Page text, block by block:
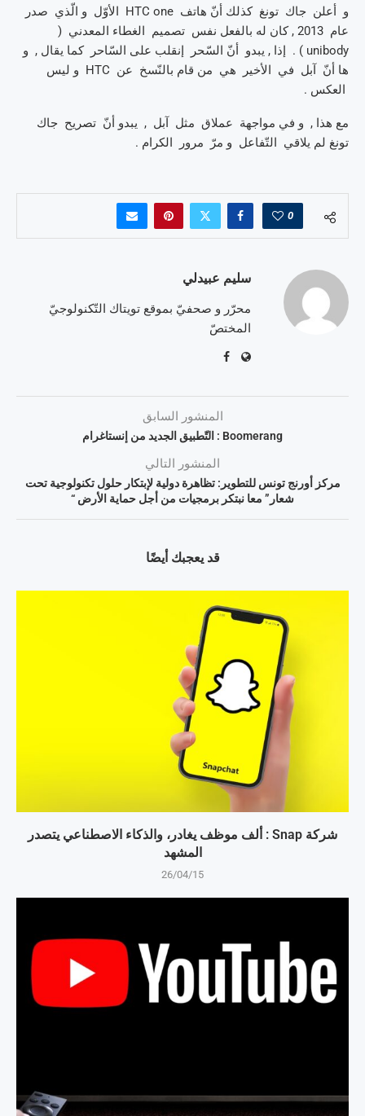
و أعلن جاك تونغ كذلك أنّ هاتف HTC one الأوّل و الّذي صدر
عام 2013 , كان له بالفعل نفس تصميم الغطاء المعدني (
unibody ) . إذا , يبدو أنّ السّحر إنقلب على السّاحر كما يقال , و
ها أنّ آبل في الأخير هي من قام بالنّسخ عن HTC و ليس
العكس .
مع هذا , و في مواجهة عملاق مثل آبل , يبدو أنّ تصريح جاك
تونغ لم يلاقي التّفاعل و مرّ مرور الكرام .
0
سليم عبيدلي
محرّر و صحفيّ بموقع تويتاك التّكنولوجيّ
المختصّ
المنشور السابق
Boomerang : التّطبيق الجديد من إنستاغرام
المنشور التالي
مركز أورنج تونس للتطوير: تظاهرة دولية لإبتكار حلول تكنولوجية تحت
شعار” معا نبتكر برمجيات من أجل حماية الأرض “
قد يعجبك أيضًا
شركة Snap : ألف موظف يغادر، والذكاء الاصطناعي يتصدر
المشهد
26/04/15